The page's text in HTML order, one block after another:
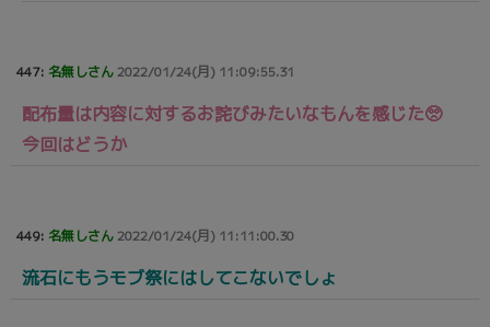
447: 名無しさん2022/01/24(月) 11:09:55.31
配布量は内容に対するお詫びみたいなもんを感じた🥺
今回はどうか
449: 名無しさん2022/01/24(月) 11:11:00.30
流石にもうモブ祭にはしてこないでしょ